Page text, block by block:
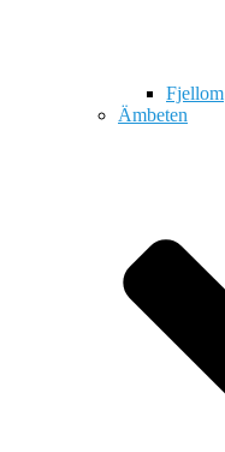
Fjellom
Ämbeten